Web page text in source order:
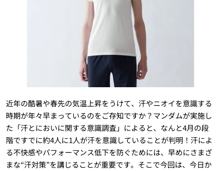
近年の酷暑や春先の気温上昇をうけて、汗やニオイを意識する
時期が年々早まっているのをご存知ですか？マンダムが実施し
た「汗とにおいに関する意識調査」によると、なんと4月の段
階ですでに約4人に1人が汗を意識していることが判明！汗によ
る不快感やパフォーマンス低下を防ぐためには、早めにさまざ
まな“汗対策”を講じることが重要です。そこで今回は、今日か